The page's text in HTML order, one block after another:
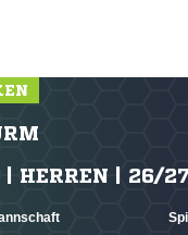
| HERREN | 26/27